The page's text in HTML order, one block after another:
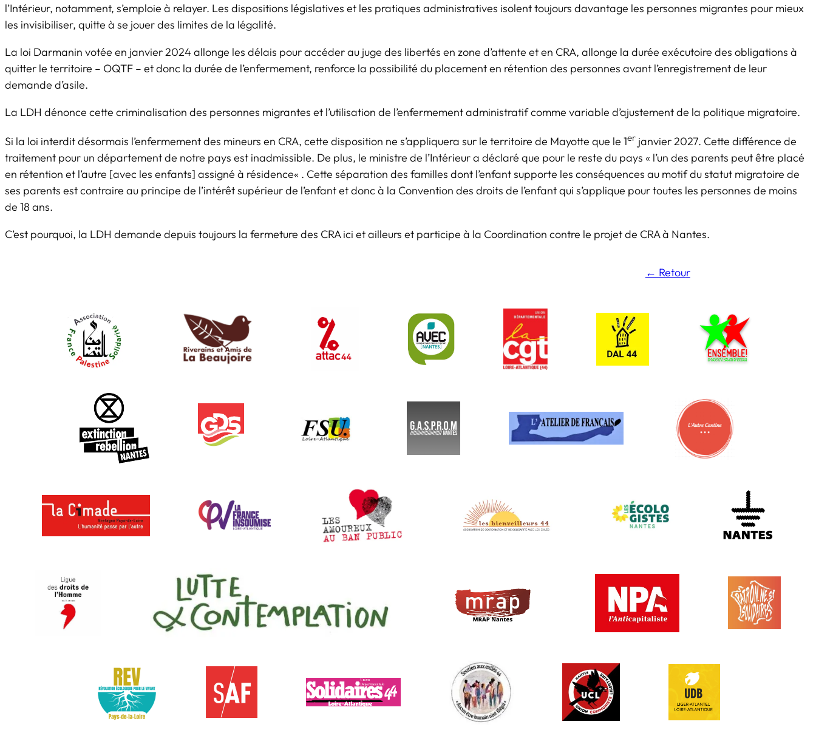
l’Intérieur, notamment, s’emploie à relayer. Les dispositions législatives et les pratiques administratives isolent toujours davantage les personnes migrantes pour mieux
les invisibiliser, quitte à se jouer des limites de la légalité.
La loi Darmanin votée en janvier 2024 allonge les délais pour accéder au juge des libertés en zone d’attente et en CRA, allonge la durée exécutoire des obligations à
quitter le territoire – OQTF – et donc la durée de l’enfermement, renforce la possibilité du placement en rétention des personnes avant l’enregistrement de leur
demande d’asile.
La LDH dénonce cette criminalisation des personnes migrantes et l’utilisation de l’enfermement administratif comme variable d’ajustement de la politique migratoire.
Si la loi interdit désormais l’enfermement des mineurs en CRA, cette disposition ne s’appliquera sur le territoire de Mayotte que le 1er janvier 2027. Cette différence de
traitement pour un département de notre pays est inadmissible. De plus, le ministre de l’Intérieur a déclaré que pour le reste du pays « l’un des parents peut être placé
en rétention et l’autre [avec les enfants] assigné à résidence« . Cette séparation des familles dont l’enfant supporte les conséquences au motif du statut migratoire de
ses parents est contraire au principe de l’intérêt supérieur de l’enfant et donc à la Convention des droits de l’enfant qui s’applique pour toutes les personnes de moins
de 18 ans.
C’est pourquoi, la LDH demande depuis toujours la fermeture des CRA ici et ailleurs et participe à la Coordination contre le projet de CRA à Nantes.
← Retour